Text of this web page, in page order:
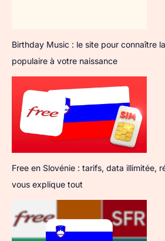
Birthday Music : le site pour connaître
populaire à votre naissance
Free en Slovénie : tarifs, data illimitée,
vous explique tout